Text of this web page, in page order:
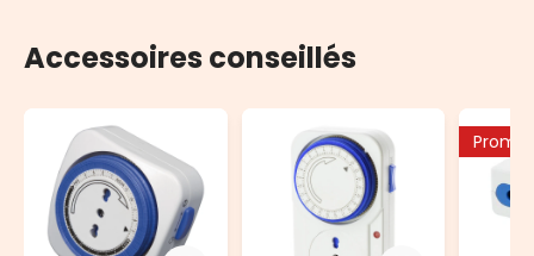
Accessoires conseillés
Promo